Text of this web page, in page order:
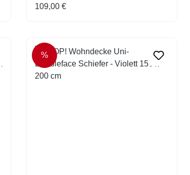
Regulärer Preis:
109,00 €
RABATT
%